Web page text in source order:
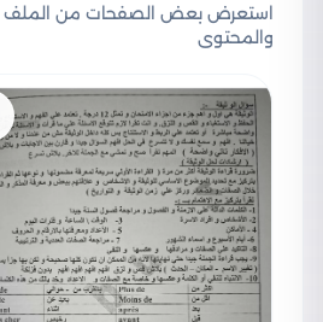
استعرض بعض الصفحات من الملف
والمحتوى